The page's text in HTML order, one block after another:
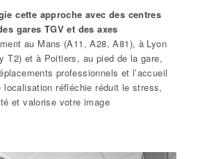
cette approche avec des centres
gares TGV et des axes
au Mans (A11, A28, A81), à Lyon
T2) et à Poitiers, au pied de la gare,
professionnels et l’accueil
réfléchie réduit le stress,
et valorise votre image